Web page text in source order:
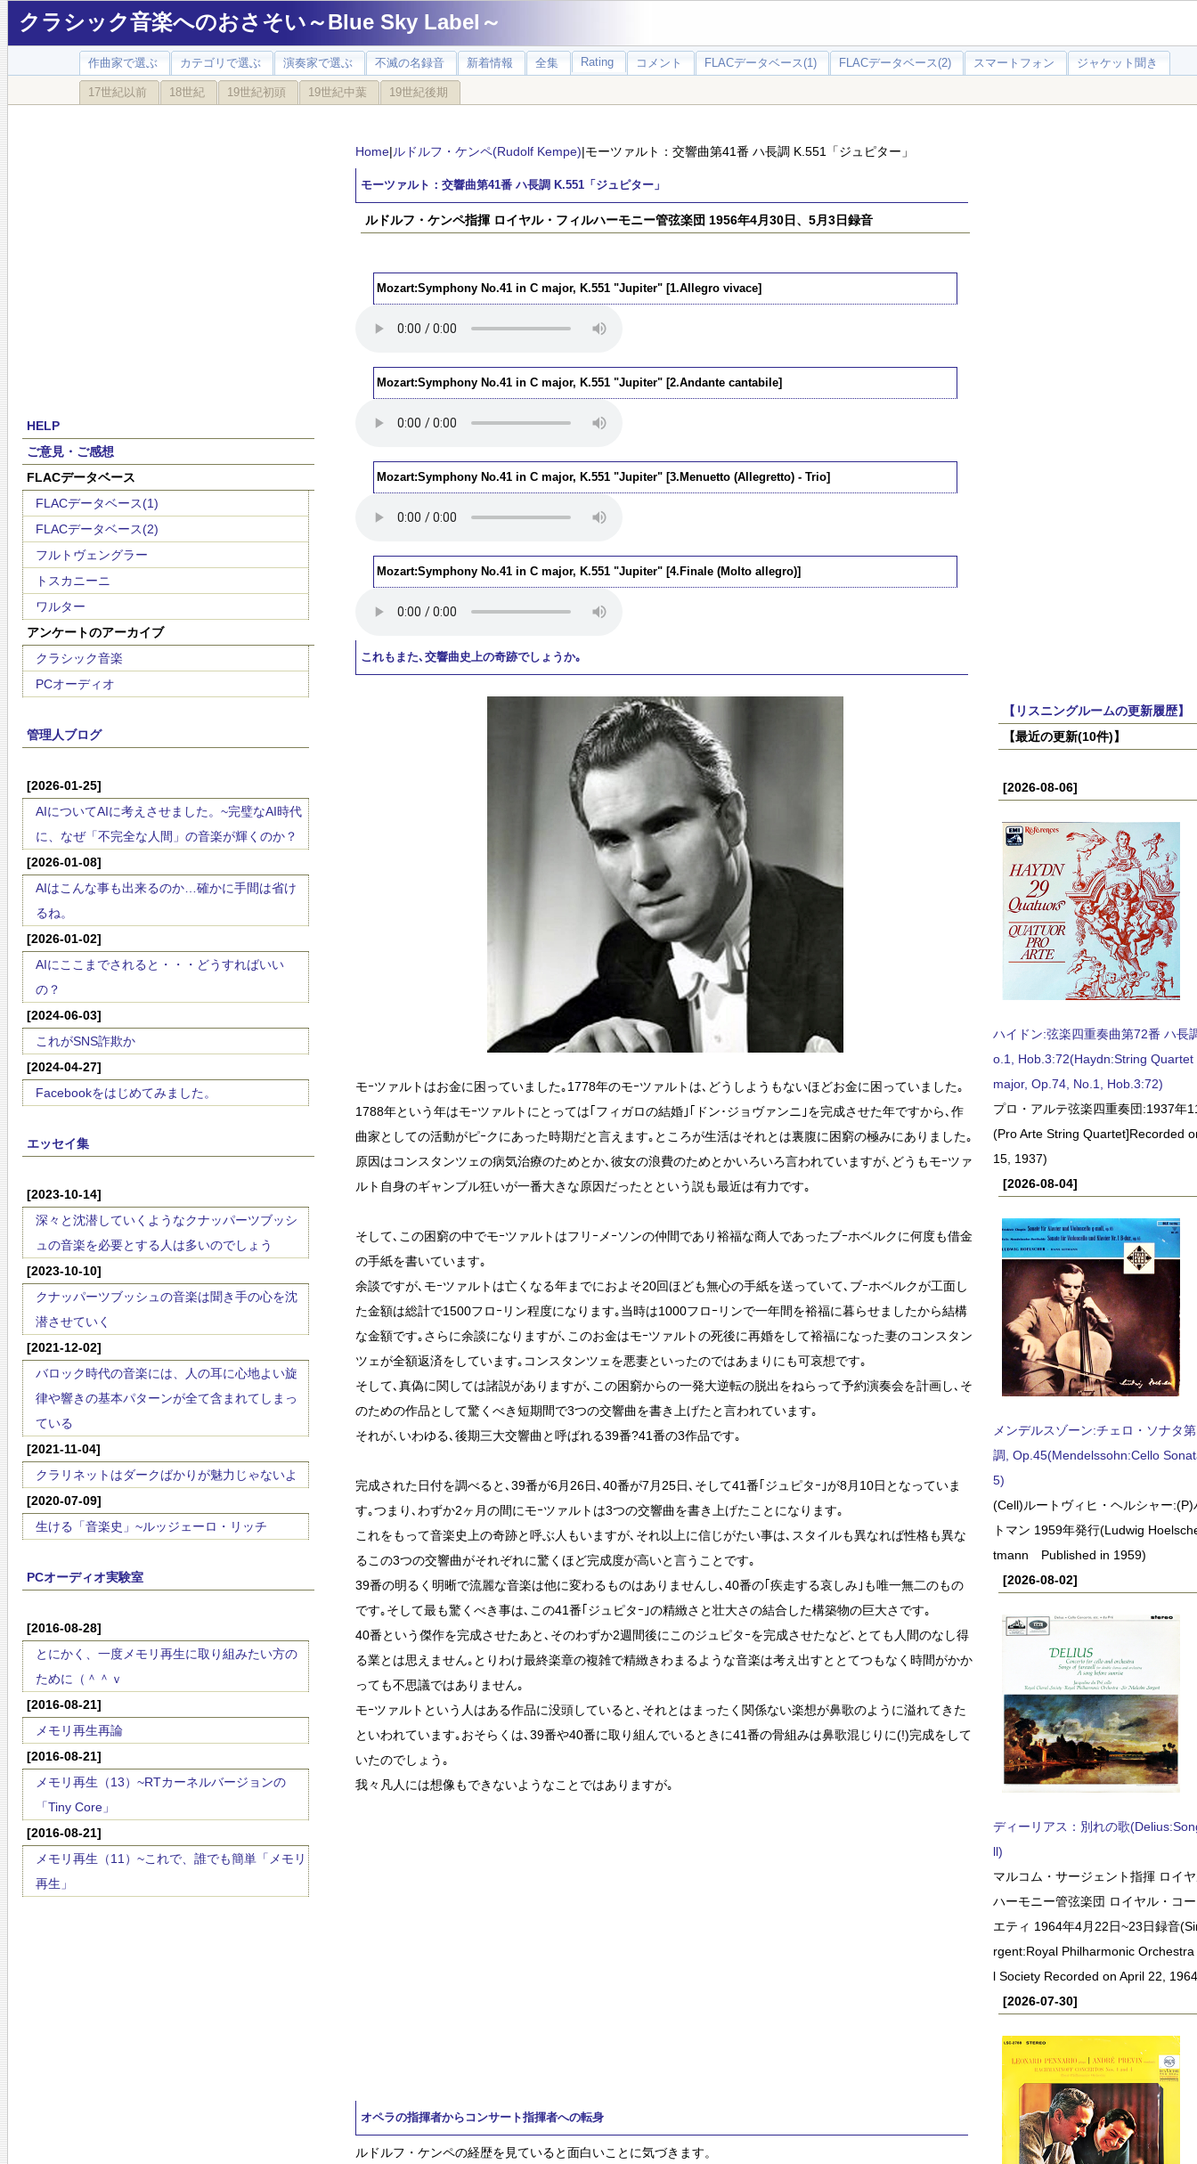
クラシック音楽へのおさそい～Blue Sky Label～
作曲家で選ぶ カテゴリで選ぶ 演奏家で選ぶ 不滅の名録音 新着情報 全集 Rating コメント FLACデータベース(1) FLACデータベース(2) スマートフォン ジャケット聞き
17世紀以前 18世紀 19世紀初頭 19世紀中葉 19世紀後期
HELP
ご意見・ご感想
FLACデータベース
FLACデータベース(1)
FLACデータベース(2)
フルトヴェングラー
トスカニーニ
ワルター
アンケートのアーカイブ
クラシック音楽
PCオーディオ
管理人ブログ
[2026-01-25]
AIについてAIに考えさせました。~完璧なAI時代
に、なぜ「不完全な人間」の音楽が輝くのか？
[2026-01-08]
AIはこんな事も出来るのか…確かに手間は省け
るね。
[2026-01-02]
AIにここまでされると・・・どうすればいい
の？
[2024-06-03]
これがSNS詐欺か
[2024-04-27]
Facebookをはじめてみました。
エッセイ集
[2023-10-14]
深々と沈潜していくようなクナッパーツブッシ
ュの音楽を必要とする人は多いのでしょう
[2023-10-10]
クナッパーツブッシュの音楽は聞き手の心を沈
潜させていく
[2021-12-02]
バロック時代の音楽には、人の耳に心地よい旋
律や響きの基本パターンが全て含まれてしまっ
ている
[2021-11-04]
クラリネットはダークばかりが魅力じゃないよ
[2020-07-09]
生ける「音楽史」~ルッジェーロ・リッチ
PCオーディオ実験室
[2016-08-28]
とにかく、一度メモリ再生に取り組みたい方の
ために（＾＾ｖ
[2016-08-21]
メモリ再生再論
[2016-08-21]
メモリ再生（13）~RTカーネルバージョンの
「Tiny Core」
[2016-08-21]
メモリ再生（11）~これで、誰でも簡単「メモリ
再生」
Home|ルドルフ・ケンペ(Rudolf Kempe)|モーツァルト：交響曲第41番 ハ長調 K.551「ジュピター」
モーツァルト：交響曲第41番 ハ長調 K.551「ジュピター」
ルドルフ・ケンペ指揮 ロイヤル・フィルハーモニー管弦楽団 1956年4月30日、5月3日録音
Mozart:Symphony No.41 in C major, K.551 "Jupiter" [1.Allegro vivace]
Mozart:Symphony No.41 in C major, K.551 "Jupiter" [2.Andante cantabile]
Mozart:Symphony No.41 in C major, K.551 "Jupiter" [3.Menuetto (Allegretto) - Trio]
Mozart:Symphony No.41 in C major, K.551 "Jupiter" [4.Finale (Molto allegro)]
これもまた､交響曲史上の奇跡でしょうか｡
モｰツァルトはお金に困っていました｡1778年のモｰツァルトは､どうしようもないほどお金に困っていました｡
1788年という年はモｰツァルトにとっては｢フィガロの結婚｣｢ドン･ジョヴァンニ｣を完成させた年ですから､作
曲家としての活動がピｰクにあった時期だと言えます｡ところが生活はそれとは裏腹に困窮の極みにありました｡
原因はコンスタンツェの病気治療のためとか､彼女の浪費のためとかいろいろ言われていますが､どうもモｰツァ
ルト自身のギャンブル狂いが一番大きな原因だったとという説も最近は有力です｡
そして､この困窮の中でモｰツァルトはフリｰメｰソンの仲間であり裕福な商人であったブｰホベルクに何度も借金
の手紙を書いています｡
余談ですが､モｰツァルトは亡くなる年までにおよそ20回ほども無心の手紙を送っていて､ブｰホベルクが工面し
た金額は総計で1500フロｰリン程度になります｡当時は1000フロｰリンで一年間を裕福に暮らせましたから結構
な金額です｡さらに余談になりますが､このお金はモｰツァルトの死後に再婚をして裕福になった妻のコンスタン
ツェが全額返済をしています｡コンスタンツェを悪妻といったのではあまりにも可哀想です｡
そして､真偽に関しては諸説がありますが､この困窮からの一発大逆転の脱出をねらって予約演奏会を計画し､そ
のための作品として驚くべき短期間で3つの交響曲を書き上げたと言われています｡
それが､いわゆる､後期三大交響曲と呼ばれる39番?41番の3作品です｡
完成された日付を調べると､39番が6月26日､40番が7月25日､そして41番｢ジュピタｰ｣が8月10日となっていま
す｡つまり､わずか2ヶ月の間にモｰツァルトは3つの交響曲を書き上げたことになります｡
これをもって音楽史上の奇跡と呼ぶ人もいますが､それ以上に信じがたい事は､スタイルも異なれば性格も異な
るこの3つの交響曲がそれぞれに驚くほど完成度が高いと言うことです｡
39番の明るく明晰で流麗な音楽は他に変わるものはありませんし､40番の｢疾走する哀しみ｣も唯一無二のもの
です｡そして最も驚くべき事は､この41番｢ジュピタｰ｣の精緻さと壮大さの結合した構築物の巨大さです｡
40番という傑作を完成させたあと､そのわずか2週間後にこのジュピタｰを完成させたなど､とても人間のなし得
る業とは思えません｡とりわけ最終楽章の複雑で精緻きわまるような音楽は考え出すととてつもなく時間がかか
っても不思議ではありません｡
モｰツァルトという人はある作品に没頭していると､それとはまったく関係ない楽想が鼻歌のように溢れてきた
といわれています｡おそらくは､39番や40番に取り組んでいるときに41番の骨組みは鼻歌混じりに(!)完成をして
いたのでしょう｡
我々凡人には想像もできないようなことではありますが｡
オペラの指揮者からコンサート指揮者への転身
ルドルフ・ケンペの経歴を見ていると面白いことに気づきます。
【リスニングルームの更新履歴】
【最近の更新(10件)】
[2026-08-06]
ハイドン:弦楽四重奏曲第72番 ハ長
o.1, Hob.3:72(Haydn:String Quartet
major, Op.74, No.1, Hob.3:72)
プロ・アルテ弦楽四重奏団:1937年
(Pro Arte String Quartet]Recorded
15, 1937)
[2026-08-04]
メンデルスゾーン:チェロ・ソナタ
調, Op.45(Mendelssohn:Cello
5)
(Cell)ルートヴィヒ・ヘルシャー
トマン 1959年発行(Ludwig
tmann Published in 1959)
[2026-08-02]
ディーリアス：別れの歌
ll)
マルコム・サージェント指揮 ロイ
ハーモニー管弦楽団 ロイヤル・コ
エティ 1964年4月22日~23日録音
rgent:Royal Philharmonic
l Society Recorded on April 22,
[2026-07-30]